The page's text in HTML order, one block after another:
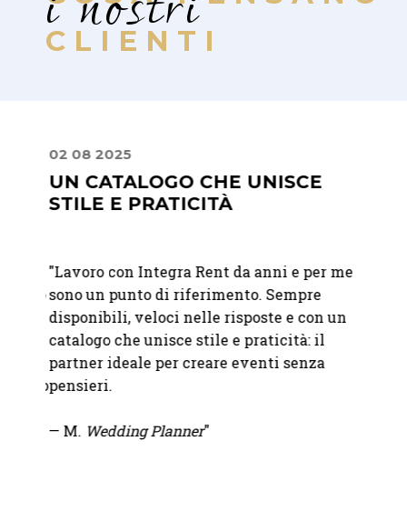
CLIENTI
02 08 2025
UN CATALOGO CHE UNISCE
STILE E PRATICITÀ
"Lavoro con Integra Rent da anni e per me
sono un punto di riferimento. Sempre
disponibili, veloci nelle risposte e con un
catalogo che unisce stile e praticità: il
partner ideale per creare eventi senza
pensieri.
— M.Wedding Planner"